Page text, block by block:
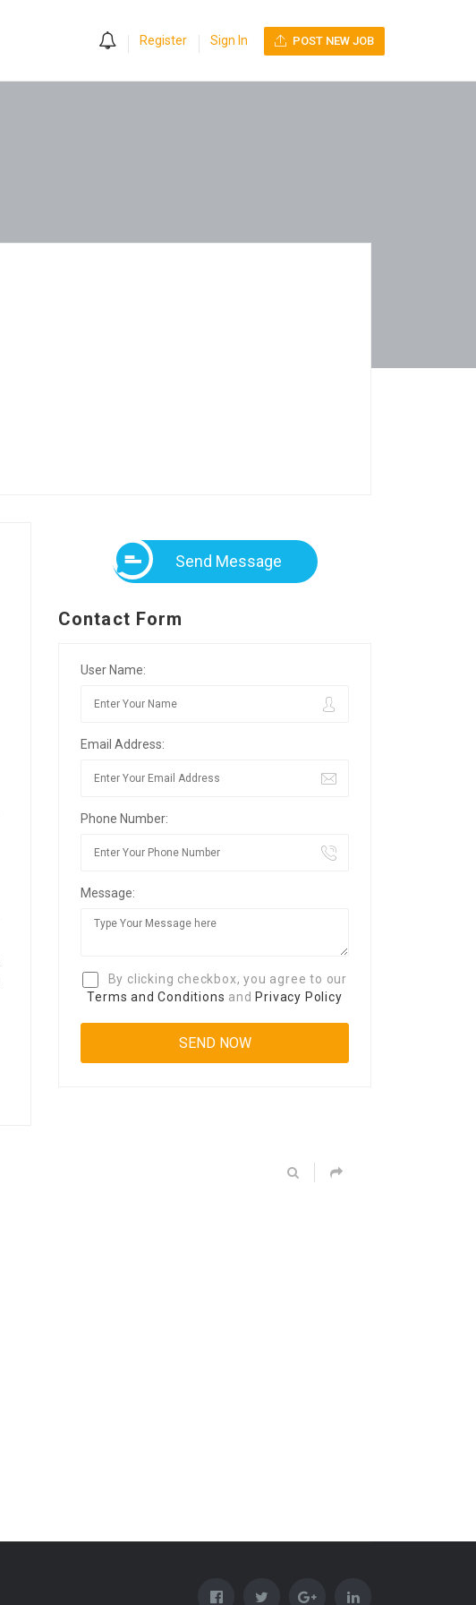
Register Sign In POST NEW JOB
Send Message
Contact Form
User Name:
Email Address:
Phone Number:
Message:
By clicking checkbox, you agree to our
Terms and Conditions and Privacy Policy